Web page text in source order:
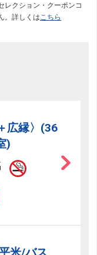
クション・クーポンコ
。詳しくは こちら
広縁〉(36
)
米/バス